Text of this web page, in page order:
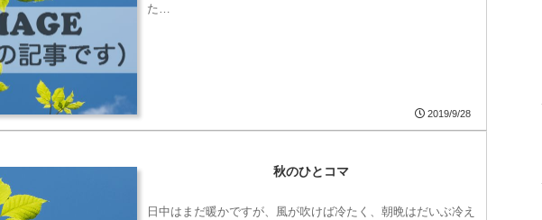
た…
2019/9/28
秋のひとコマ
日中はまだ暖かですが、風が吹けば冷たく、朝晩はだいぶ冷え